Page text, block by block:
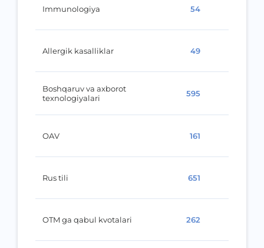
Immunologiya 54
Allergik kasalliklar 49
Boshqaruv va axborot
texnologiyalari
595
OAV 161
Rus tili 651
OTM ga qabul kvotalari 262